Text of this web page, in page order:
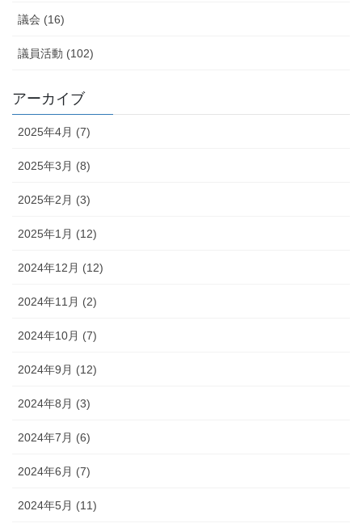
議会 (16)
議員活動 (102)
アーカイブ
2025年4月 (7)
2025年3月 (8)
2025年2月 (3)
2025年1月 (12)
2024年12月 (12)
2024年11月 (2)
2024年10月 (7)
2024年9月 (12)
2024年8月 (3)
2024年7月 (6)
2024年6月 (7)
2024年5月 (11)